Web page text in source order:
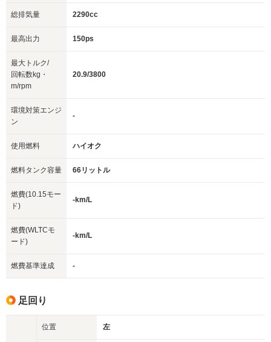
総排気量 2290cc
最高出力 150ps
最大トルク/
回転数kg・
m/rpm
20.9/3800
環境対策エンジ
ン
-
使用燃料 ハイオク
燃料タンク容量 66リットル
燃費(10.15モー
ド)
-km/L
燃費(WLTCモ
ード)
-km/L
燃費基準達成 -
足回り
位置 左